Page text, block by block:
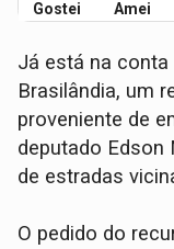
Gostei Amei
Já está na
Brasilândia, um
proveniente de
deputado Edson
de estradas
O pedido do